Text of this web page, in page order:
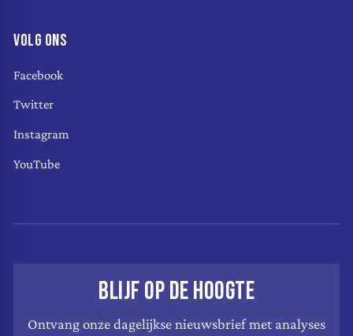
VOLG ONS
Facebook
Twitter
Instagram
YouTube
BLIJF OP DE HOOGTE
Ontvang onze dagelijkse nieuwsbrief met analyses